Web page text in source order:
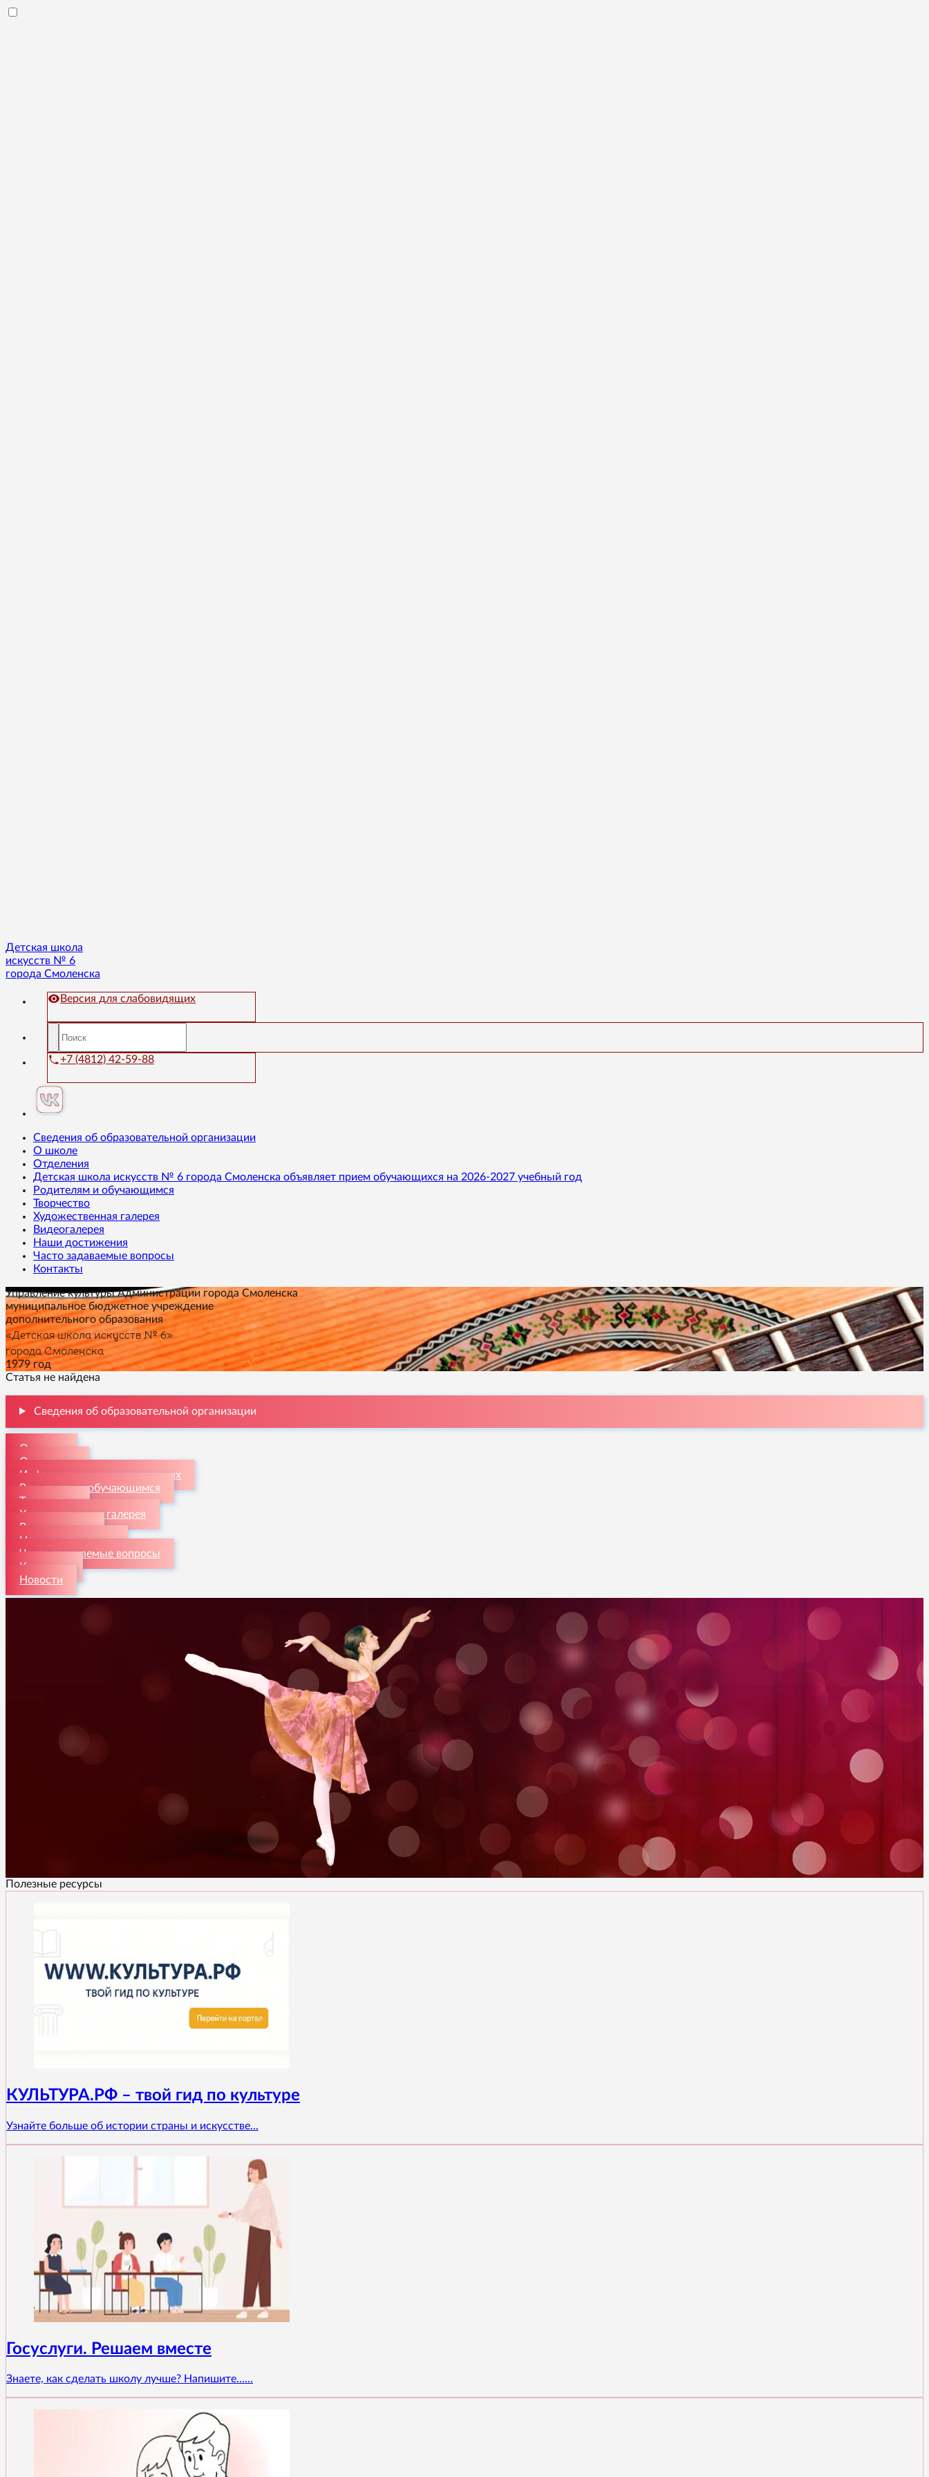
Детская школа
искусств № 6
города Смоленска
Версия для слабовидящих
+7 (4812) 42-59-88
Сведения об образовательной организации
О школе
Отделения
Детская школа искусств № 6 города Смоленска объявляет прием обучающихся на 2026-2027 учебный год
Родителям и обучающимся
Творчество
Художественная галерея
Видеогалерея
Наши достижения
Часто задаваемые вопросы
Контакты
Управление культуры Администрации города Смоленска
муниципальное бюджетное учреждение
дополнительного образования
«Детская школа искусств № 6»
города Смоленска
1979 год
Статья не найдена
Сведения об образовательной организации
О школе
Отделения
Информация для поступающих
Родителям и обучающимся
Творчество
Художественная галерея
Видеогалерея
Наши достижения
Часто задаваемые вопросы
Контакты
Новости
Полезные ресурсы
КУЛЬТУРА.РФ – твой гид по культуре
Узнайте больше об истории страны и искусстве...
Госуслуги. Решаем вместе
Знаете, как сделать школу лучше? Напишите......